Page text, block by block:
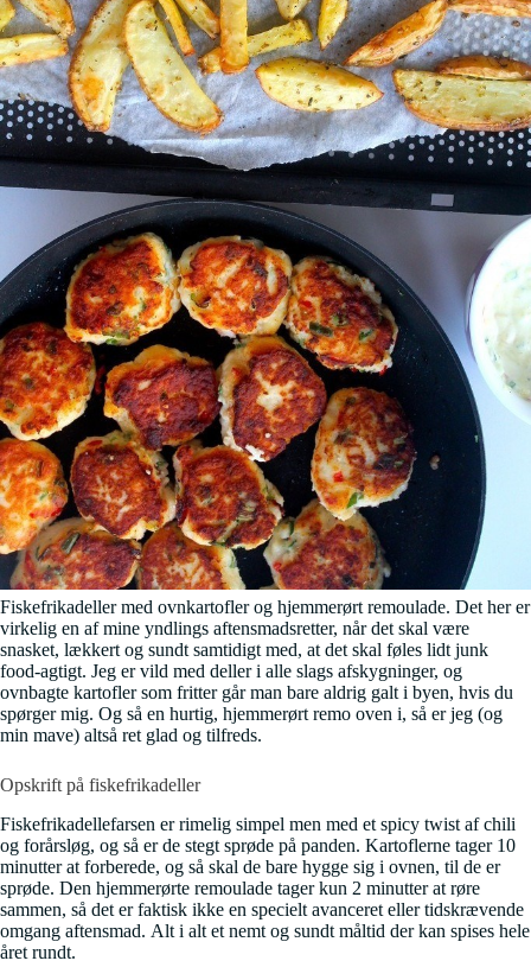
Fiskefrikadeller med ovnkartofler og hjemmerørt remoulade. Det her er
virkelig en af mine yndlings aftensmadsretter, når det skal være
snasket, lækkert og sundt samtidigt med, at det skal føles lidt junk
food-agtigt. Jeg er vild med deller i alle slags afskygninger, og
ovnbagte kartofler som fritter går man bare aldrig galt i byen, hvis du
spørger mig. Og så en hurtig, hjemmerørt remo oven i, så er jeg (og
min mave) altså ret glad og tilfreds.
Opskrift på fiskefrikadeller
Fiskefrikadellefarsen er rimelig simpel men med et spicy twist af chili
og forårsløg, og så er de stegt sprøde på panden. Kartoflerne tager 10
minutter at forberede, og så skal de bare hygge sig i ovnen, til de er
sprøde. Den hjemmerørte remoulade tager kun 2 minutter at røre
sammen, så det er faktisk ikke en specielt avanceret eller tidskrævende
omgang aftensmad. Alt i alt et nemt og sundt måltid der kan spises hele
året rundt.